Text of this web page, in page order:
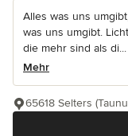
Alles was uns
was uns umgibt.
die mehr sind als di...
Mehr
65618 Selters